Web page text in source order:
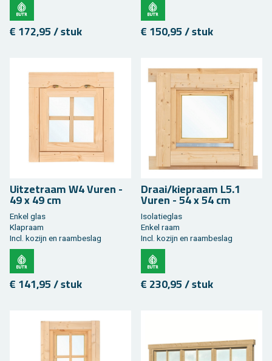
€ 172,95 / stuk € 150,95 / stuk
Uit­zet­raam W4 Vuren -
49 x 49 cm
Enkel glas
Klap­raam
Incl. ko­zijn en raam­be­slag
€ 141,95 / stuk
Draai/kie­praam L5.1
Vuren - 54 x 54 cm
Iso­la­tieglas
Enkel raam
Incl. ko­zijn en raam­be­slag
€ 230,95 / stuk